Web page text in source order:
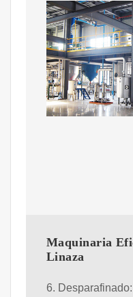
Maquinaria
Linaza
6.